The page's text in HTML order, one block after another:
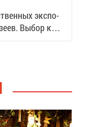
экс­по­
Вы­бор ко­